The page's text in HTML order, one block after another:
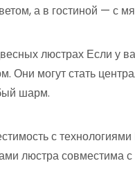
а в гостиной — с
люстрах Если у
Они могут стать
шарм.
с
люстра совместима